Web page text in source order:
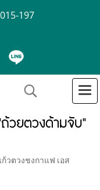
197
วยตวงด้ามจับ"
ก้วตวงชงกาแฟ เอส